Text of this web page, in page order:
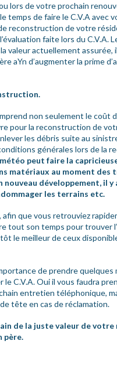
lors de votre prochain
temps de faire le C.V.A avec
reconstruction de votre
faite lors du C.V.A.
valeur actuellement assurée,
aYn d’augmenter la prime
non seulement le coût
pour la reconstruction de
les débris suite au
générales lors de la
peut faire la
matériaux au moment des
nouveau développement, il
les terrains etc.
afin que vous retrouviez
tout son temps pour trouver
le meilleur de ceux
de prendre quelques
C.V.A. Oui il vous faudra
entretien téléphonique,
tête en cas de réclamation.
de la juste valeur de votre
père.